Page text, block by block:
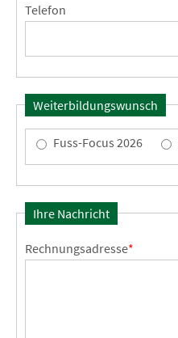
Telefon
Weiterbildungswunsch
Fuss-Focus 2026
Ihre Nachricht
Rechnungsadresse*